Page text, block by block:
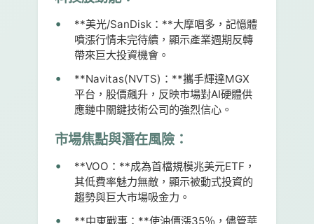
**美光/SanDisk：**大摩唱多，記憶體
噴漲行情未完待續，顯示產業週期反轉
帶來巨大投資機會。
**Navitas(NVTS)：**攜手輝達MGX
平台，股價飆升，反映市場對AI硬體供
應鏈中關鍵技術公司的強烈信心。
市場焦點與潛在風險：
**VOO：**成為首檔規模兆美元ETF，
其低費率魅力無敵，顯示被動式投資的
趨勢與巨大市場吸金力。
**中東戰事：**使油價漲35％，儘管華